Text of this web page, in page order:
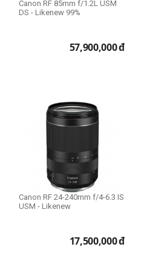
Canon RF 85mm f/1.2L USM
DS - Likenew 99%
57,900,000đ
Canon RF 24-240mm f/4-6.3 IS
USM - Likenew
17,500,000đ